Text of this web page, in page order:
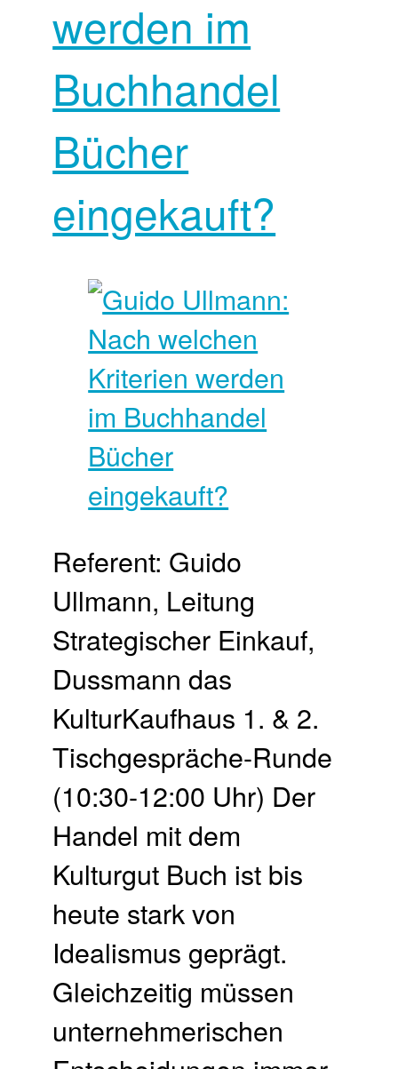
werden im
Buchhandel
Bücher
eingekauft?
Referent: Guido
Ullmann, Leitung
Strategischer Einkauf,
Dussmann das
KulturKaufhaus 1. & 2.
Tischgespräche-Runde
(10:30-12:00 Uhr) Der
Handel mit dem
Kulturgut Buch ist bis
heute stark von
Idealismus geprägt.
Gleichzeitig müssen
unternehmerischen